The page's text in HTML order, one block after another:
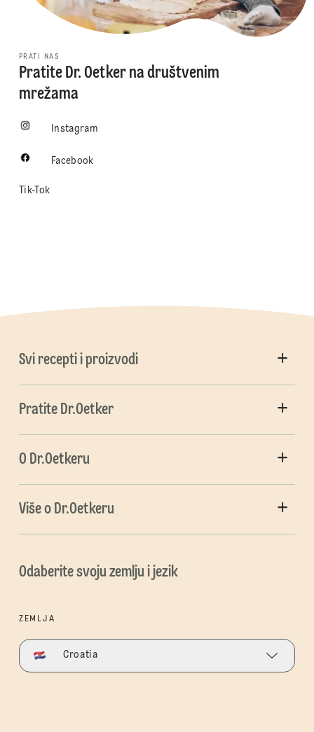
PRATI NAS
Pratite Dr. Oetker na društvenim
mrežama
Instagram
Facebook
Tik-Tok
Svi recepti i proizvodi
Pratite Dr.Oetker
O Dr.Oetkeru
Više o Dr.Oetkeru
Odaberite svoju zemlju i jezik
ZEMLJA
Croatia